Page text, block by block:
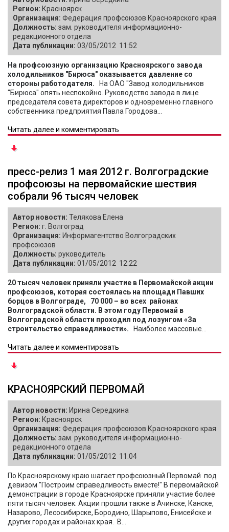
Регион: Красноярск
Организация: Федерация профсоюзов Красноярского края
Должность: зам. руководителя информационно-
редакционного отдела
Дата публикации: 03/05/2012 11:52
На профсоюзную организацию Красноярского завода
холодильников "Бирюса" оказывается давление со
стороны работодателя. На ОАО "Завод холодильников
"Бирюса" опять неспокойно. Руководство завода в лице
председателя совета директоров и одновременно главного
собственника предприятия Павла Городова...
Читать далее и комментировать
пресс-релиз 1 мая 2012 г. Волгоградские
профсоюзы на первомайские шествия
собрали 96 тысяч человек
Автор новости: Телякова Елена
Регион: г. Волгоград
Организация: Информагентство Волгоградских
профсоюзов
Должность: руководитель
Дата публикации: 01/05/2012 12:22
20 тысяч человек приняли участие в Первомайской акции
профсоюзов, которая состоялась на площади Павших
борцов в Волгограде, 70 000 – во всех районах
Волгоградской области. В этом году Первомай в
Волгоградской области проходил под лозунгом «За
строительство справедливости». Наиболее массовые...
Читать далее и комментировать
КРАСНОЯРСКИЙ ПЕРВОМАЙ
Автор новости: Ирина Середкина
Регион: Красноярск
Организация: Федерация профсоюзов Красноярского края
Должность: зам. руководителя информационно-
редакционного отдела
Дата публикации: 01/05/2012 11:04
По Красноярскому краю шагает профсоюзный Первомай под
девизом "Построим справедливость вместе!" В первомайской
демонстрации в городе Красноярске приняли участие более
пяти тысяч человек. Акции прошли также в Ачинске, Канске,
Назарово, Лесосибирске, Бородино, Шарыпово, Енисейске и
других городах и районах края. В...